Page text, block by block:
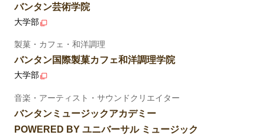
バンタン芸術学院
大学部
製菓・カフェ・和洋調理
バンタン国際製菓カフェ和洋調理学院
大学部
音楽・アーティスト・サウンドクリエイター
バンタンミュージックアカデミー
POWERED BY ユニバーサル ミュージック